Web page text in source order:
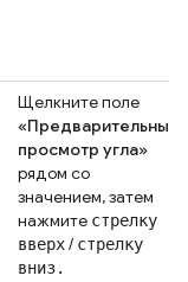
Щелкните поле
«Предварительный
просмотр угла»
рядом со
значением, затем
нажмите стрелку
вверх/ стрелку
вниз.